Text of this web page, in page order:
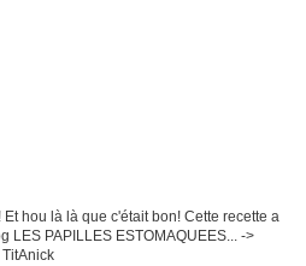
hou là là que c'était bon! Cette recette a
LES PAPILLES ESTOMAQUEES... ->